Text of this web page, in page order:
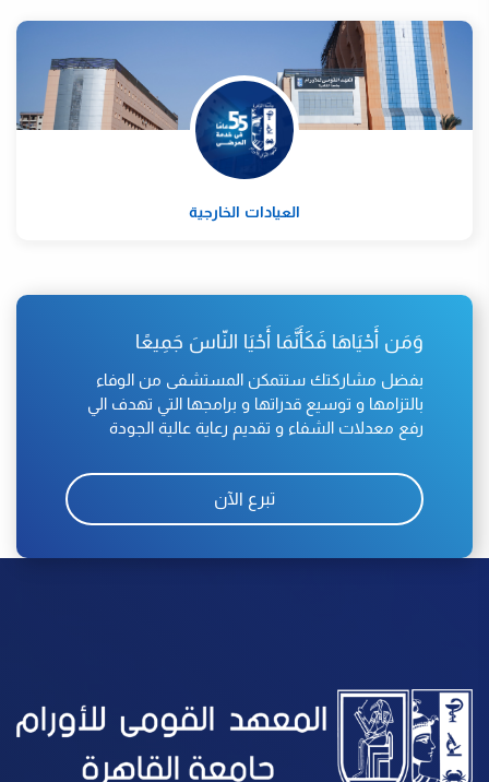
العيادات الخارجية
وَمَن أَحْيَاهَا فَكَأَنَّمَا أَحْيَا النّاسَ جَمِيعًا
بفضل مشاركتك ستتمكن المستشفى من الوفاء
بالتزامها و توسيع قدراتها و برامجها التي تهدف الي
رفع معدلات الشفاء و تقديم رعاية عالية الجودة
تبرع الآن